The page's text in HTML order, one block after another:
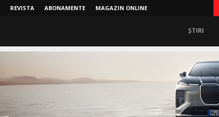
REVISTA ABONAMENTE MAGAZIN ONLINE
ȘTIRI